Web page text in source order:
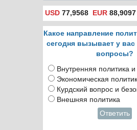
USD 77,9568 EUR 88,9097
Какое направление
сегодня вызывает у
вопросы?
Внутренняя политика
Экономическая
Курдский вопрос и
Внешняя политика
Ответить